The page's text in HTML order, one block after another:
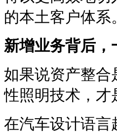
的本土客户体系
新增业务背后，
如果说资产整合
性照明技术，才
在汽车设计语言